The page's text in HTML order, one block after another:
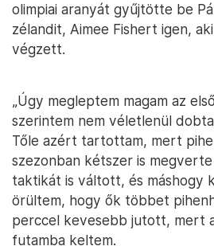
olimpiai aranyát gyűjtötte be
zélandit, Aimee Fishert igen,
végzett.
„Úgy megleptem magam az
szerintem nem véletlenül
Tőle azért tartottam, mert
szezonban kétszer is
taktikát is váltott, és máshogy
örültem, hogy ők többet
perccel kevesebb jutott, mert
futamba keltem.